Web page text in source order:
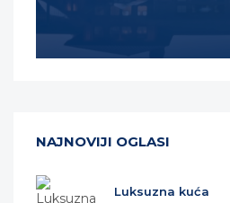
NAJNOVIJI OGLASI
Luksuzna kuća